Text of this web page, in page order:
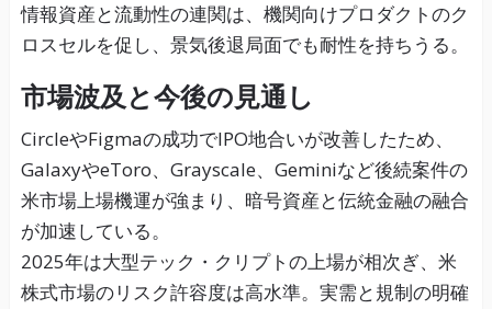
情報資産と流動性の連関は、機関向けプロダクトのク
ロスセルを促し、景気後退局面でも耐性を持ちうる。
市場波及と今後の見通し
CircleやFigmaの成功でIPO地合いが改善したため、
GalaxyやeToro、Grayscale、Geminiなど後続案件の
米市場上場機運が強まり、暗号資産と伝統金融の融合
が加速している。
2025年は大型テック・クリプトの上場が相次ぎ、米
株式市場のリスク許容度は高水準。実需と規制の明確